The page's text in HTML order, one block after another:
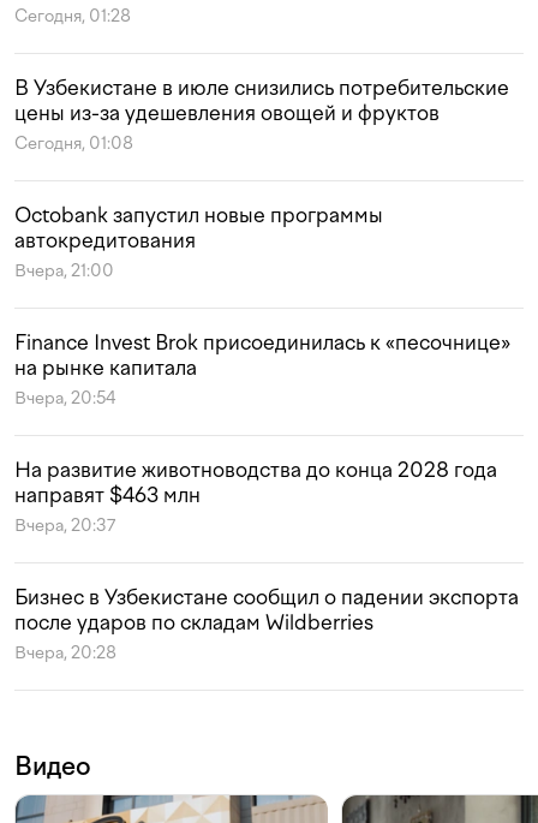
Сегодня, 01:28
В Узбекистане в июле снизились потребительские
цены из-за удешевления овощей и фруктов
Сегодня, 01:08
Octobank запустил новые программы
автокредитования
Вчера, 21:00
Finance Invest Brok присоединилась к «песочнице»
на рынке капитала
Вчера, 20:54
На развитие животноводства до конца 2028 года
направят $463 млн
Вчера, 20:37
Бизнес в Узбекистане сообщил о падении экспорта
после ударов по складам Wildberries
Вчера, 20:28
Видео